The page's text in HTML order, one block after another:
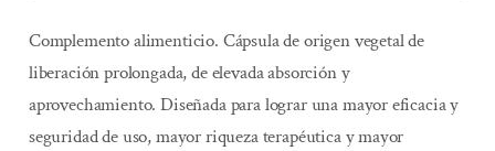
Complemento alimenticio. Cápsula de origen vegetal de
liberación prolongada, de elevada absorción y
aprovechamiento. Diseñada para lograr una mayor eficacia y
seguridad de uso, mayor riqueza terapéutica y mayor